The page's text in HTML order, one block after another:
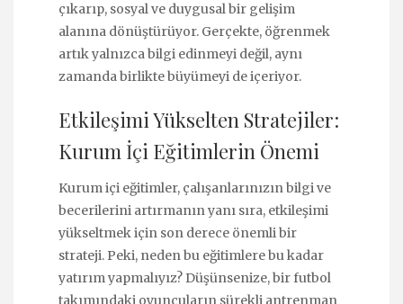
çıkarıp, sosyal ve duygusal bir gelişim
alanına dönüştürüyor. Gerçekte, öğrenmek
artık yalnızca bilgi edinmeyi değil, aynı
zamanda birlikte büyümeyi de içeriyor.
Etkileşimi Yükselten Stratejiler:
Kurum İçi Eğitimlerin Önemi
Kurum içi eğitimler, çalışanlarınızın bilgi ve
becerilerini artırmanın yanı sıra, etkileşimi
yükseltmek için son derece önemli bir
strateji. Peki, neden bu eğitimlere bu kadar
yatırım yapmalıyız? Düşünsenize, bir futbol
takımındaki oyuncuların sürekli antrenman